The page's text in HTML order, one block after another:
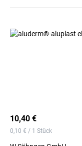
10,40 €
0,10 € / 1 Stück